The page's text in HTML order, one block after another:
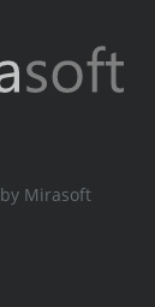
by Mirasoft